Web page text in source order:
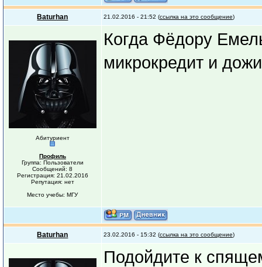
Baturhan 21.02.2016 - 21:52 (ссылка на это сообщение)
Абитуриент
Профиль
Группа: Пользователи
Сообщений: 8
Регистрация: 21.02.2016
Репутация: нет
Место учебы: МГУ
Когда Фёдору
микрокредит и
Baturhan 23.02.2016 - 15:32 (ссылка на это сообщение)
Подойдите к